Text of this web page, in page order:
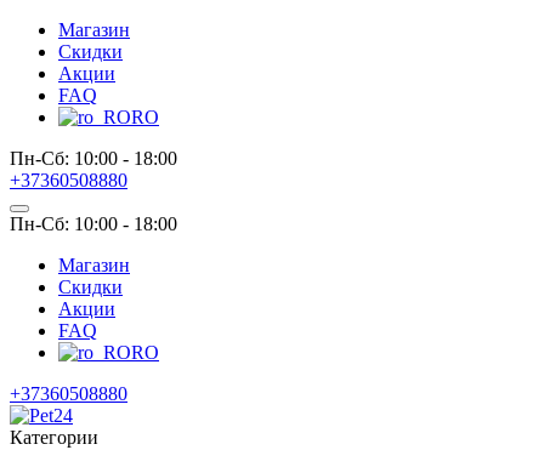
Магазин
Скидки
Акции
FAQ
RO
Пн-Сб: 10:00 - 18:00
+37360508880
Пн-Сб: 10:00 - 18:00
Магазин
Скидки
Акции
FAQ
RO
+37360508880
Категории